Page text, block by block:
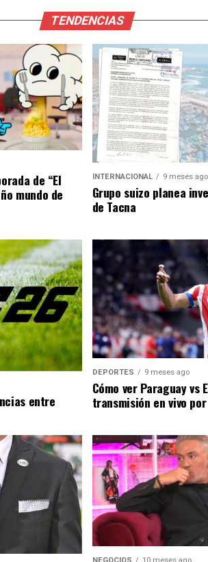
TENDENCIAS
de “El
mundo de
INTERNACIONAL 9 meses ago
Grupo suizo planea
de Tacna
entre
DEPORTES 9 meses ago
Cómo ver Paraguay vs
transmisión en vivo